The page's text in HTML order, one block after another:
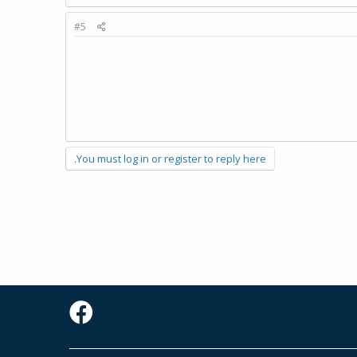
#5
You must log in or register to reply here.